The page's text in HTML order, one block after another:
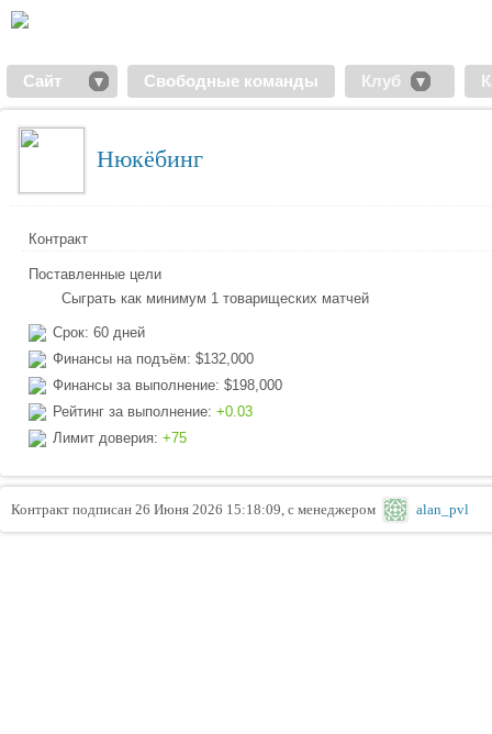
Сайт Свободные команды Клуб
Нюкёбинг
Контракт
Поставленные цели
Сыграть как минимум 1 товарищеских матчей
Срок: 60 дней
Финансы на подъём: $132,000
Финансы за выполнение: $198,000
Рейтинг за выполнение: +0.03
Лимит доверия: +75
Контракт подписан 26 Июня 2026 15:18:09, с менеджером alan_pvl